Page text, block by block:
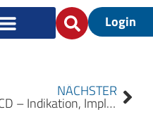
Login
NÄCHSTER
ICD – Indikation, Implantation & Programmierung